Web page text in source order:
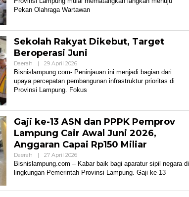
Pekan Olahraga Wartawan
Sekolah Rakyat Dikebut, Target
Beroperasi Juni
Daerah | 29 April 2026Oleh
Bisnis
Lampung
Bisnislampung.com- Peninjauan ini menjadi bagian dari
upaya percepatan pembangunan infrastruktur prioritas di
Provinsi Lampung. Fokus
Gaji ke-13 ASN dan PPPK Pemprov
Lampung Cair Awal Juni 2026,
Anggaran Capai Rp150 Miliar
Daerah | 27 April 2026Oleh
Bisnis
Lampung
Bisnislampung.com – Kabar baik bagi aparatur sipil negara di
lingkungan Pemerintah Provinsi Lampung. Gaji ke-13